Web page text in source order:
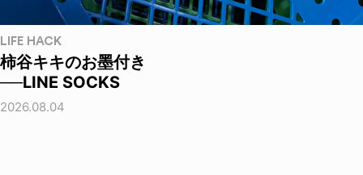
LIFE HACK
柿谷キキのお墨付き
──LINE SOCKS
2026.08.04